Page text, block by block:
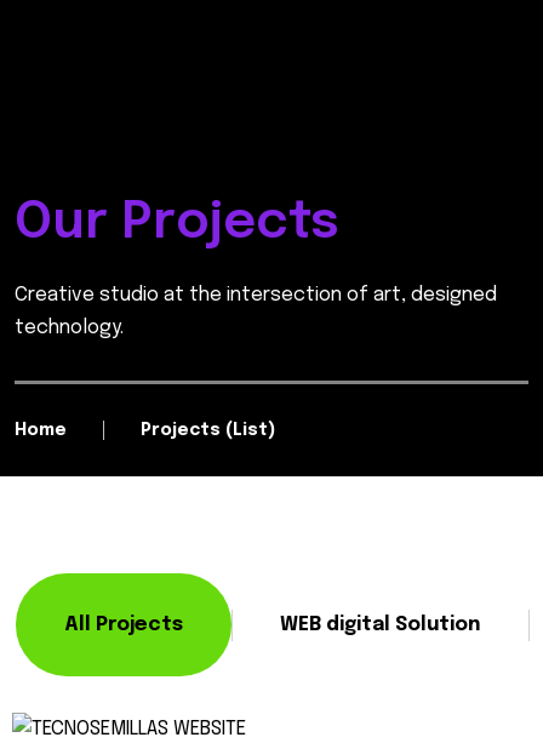
Our Projects
Creative studio at the intersection of art, designed
technology.
Home Projects (List)
All Projects WEB digital Solution